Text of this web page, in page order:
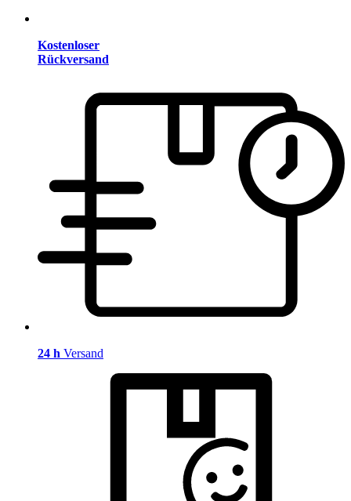
Kostenloser
Rückversand
24 h Versand